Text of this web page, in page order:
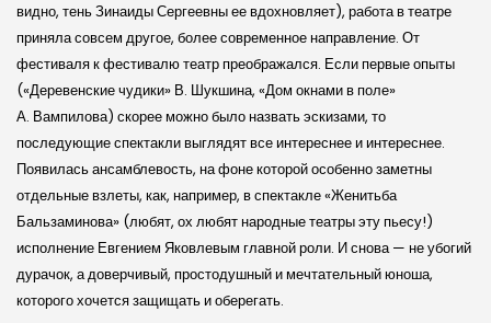
видно, тень Зинаиды Сергеевны ее вдохновляет), работа в театре
приняла совсем другое, более современное направление. От
фестиваля к фестивалю театр преображался. Если первые опыты
(«Деревен­ские чудики» В. Шукшина, «Дом окнами в поле»
А. Вампилова) скорее можно было назвать э­скизами, то
последующие спектакли выглядят все интереснее и интереснее.
Появилась ансамблевость, на фоне которой особенно заметны
отдельные взлеты, как, например, в спектакле «Женитьба
Бальзаминова» (любят, ох любят народные театры эту пьесу!)
исполнение Евгением Яковлевым главной роли. И снова — не убогий
дурачок, а доверчивый, простодушный и мечтательный юноша,
которого хочется защищать и оберегать.